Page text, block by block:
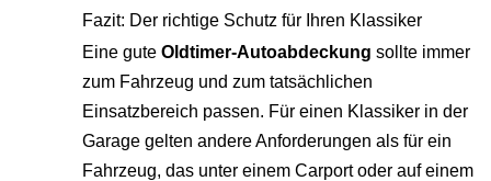
Fazit: Der richtige Schutz für Ihren Klassiker
Eine gute Oldtimer-Autoabdeckung sollte immer
zum Fahrzeug und zum tatsächlichen
Einsatzbereich passen. Für einen Klassiker in der
Garage gelten andere Anforderungen als für ein
Fahrzeug, das unter einem Carport oder auf einem